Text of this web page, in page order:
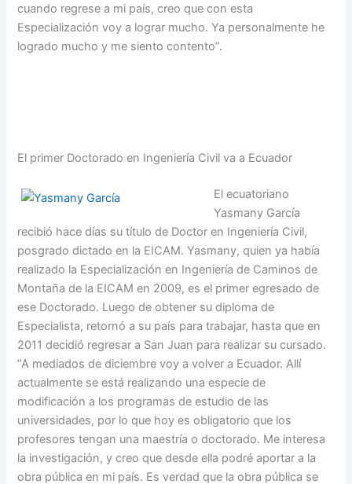
cuando regrese a mi país, creo que con esta
Especialización voy a lograr mucho. Ya personalmente he
logrado mucho y me siento contento”.
El primer Doctorado en Ingeniería Civil va a Ecuador
El ecuatoriano
Yasmany García
recibió hace días su título de Doctor en Ingeniería Civil,
posgrado dictado en la EICAM. Yasmany, quien ya había
realizado la Especialización en Ingeniería de Caminos de
Montaña de la EICAM en 2009, es el primer egresado de
ese Doctorado. Luego de obtener su diploma de
Especialista, retornó a su país para trabajar, hasta que en
2011 decidió regresar a San Juan para realizar su cursado.
“A mediados de diciembre voy a volver a Ecuador. Allí
actualmente se está realizando una especie de
modificación a los programas de estudio de las
universidades, por lo que hoy es obligatorio que los
profesores tengan una maestría o doctorado. Me interesa
la investigación, y creo que desde ella podré aportar a la
obra pública en mi país. Es verdad que la obra pública se